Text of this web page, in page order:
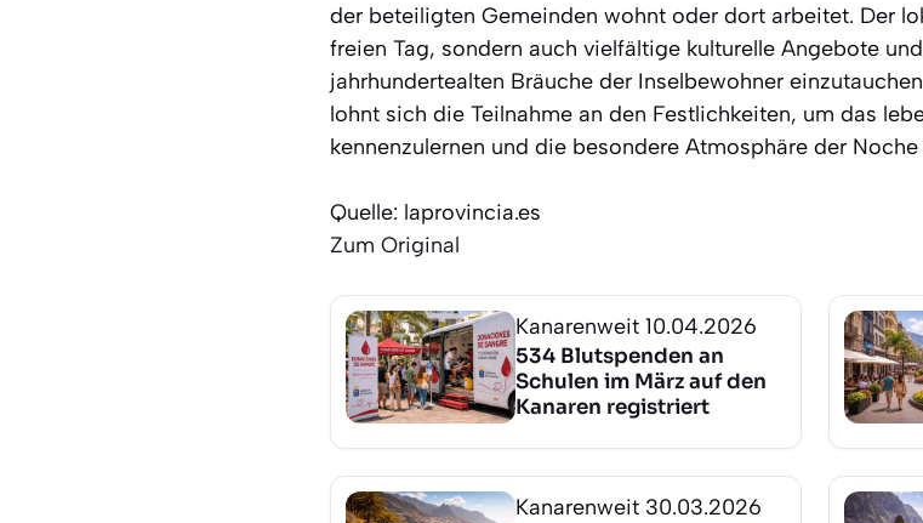
der beteiligten Gemeinden wohnt oder dort arbeitet. Der
freien Tag, sondern auch vielfältige kulturelle Angebote
jahrhundertealten Bräuche der Inselbewohner
lohnt sich die Teilnahme an den Festlichkeiten, um das
kennenzulernen und die besondere Atmosphäre der Noche
Quelle: laprovincia.es
Zum Original
Kanarenweit 10.04.2026
534 Blutspenden an
Schulen im März auf den
Kanaren registriert
Kanarenweit 30.03.2026